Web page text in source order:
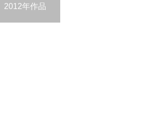
2012年作品